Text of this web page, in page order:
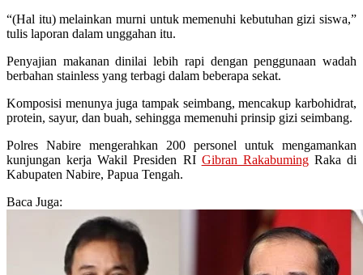
“(Hal itu) melainkan murni untuk memenuhi kebutuhan gizi siswa,”
tulis laporan dalam unggahan itu.
Penyajian makanan dinilai lebih rapi dengan penggunaan wadah
berbahan stainless yang terbagi dalam beberapa sekat.
Komposisi menunya juga tampak seimbang, mencakup karbohidrat,
protein, sayur, dan buah, sehingga memenuhi prinsip gizi seimbang.
Polres Nabire mengerahkan 200 personel untuk mengamankan
kunjungan kerja Wakil Presiden RI Gibran RakabumingRaka di
Kabupaten Nabire, Papua Tengah.
Baca Juga: